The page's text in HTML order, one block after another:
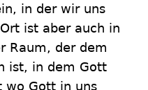
in der wir uns
ist aber auch in
Raum, der dem
ist, in dem Gott
wo Gott in uns